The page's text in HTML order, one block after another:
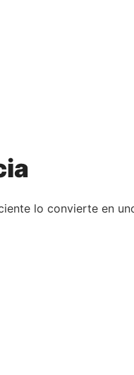
lo convierte en